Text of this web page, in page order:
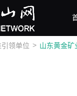
领单位 >